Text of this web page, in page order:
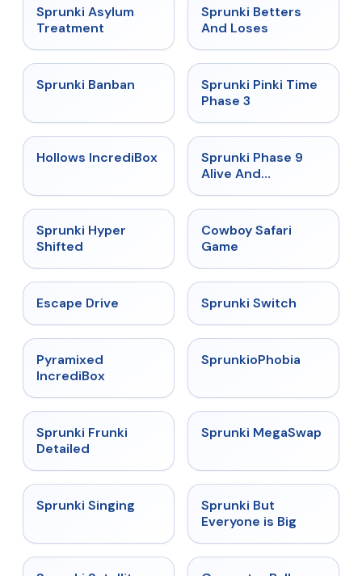
★
Sprunki Asylum
Treatment
★
Sprunki Betters
And Loses
★
Sprunki Banban ★ 4.9
Sprunki Pinki Time
Phase 3
★ 4.3
Hollows IncrediBox ★
Sprunki Phase 9
Alive And
Sprunki Hyper
Shifted
Cowboy Safari
Game
Escape Drive ★
Sprunki Switch
Pyramixed
IncrediBox
★
SprunkioPhobia
★
Sprunki Frunki
Detailed
★ 4.5
Sprunki MegaSwap
★
Sprunki Singing
Sprunki But
Everyone is Big